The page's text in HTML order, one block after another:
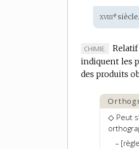
:
xviiie
MARQUE
DE
DOMAINE
CHIMIE.
indiquent les
des produits
◇ Peut